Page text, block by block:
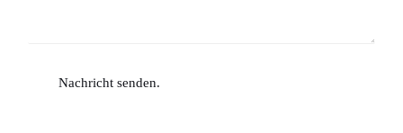
Nachricht senden.